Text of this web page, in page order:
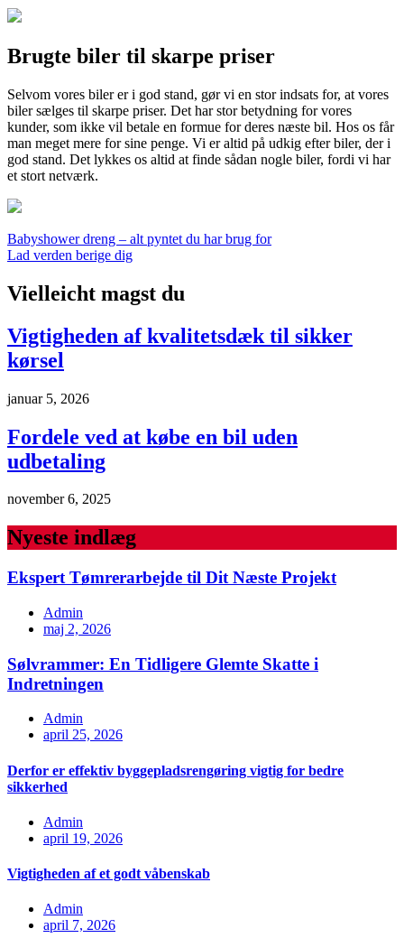
Brugte biler til skarpe priser
Selvom vores biler er i god stand, gør vi en stor indsats for, at vores
biler sælges til skarpe priser. Det har stor betydning for vores
kunder, som ikke vil betale en formue for deres næste bil. Hos os får
man meget mere for sine penge. Vi er altid på udkig efter biler, der i
god stand. Det lykkes os altid at finde sådan nogle biler, fordi vi har
et stort netværk.
Indlægsnavigation
Babyshower dreng – alt pyntet du har brug for
Lad verden berige dig
Vielleicht magst du
Vigtigheden af kvalitetsdæk til sikker
kørsel
januar 5, 2026
Fordele ved at købe en bil uden
udbetaling
november 6, 2025
Nyeste indlæg
Ekspert Tømrerarbejde til Dit Næste Projekt
Admin
maj 2, 2026
Sølvrammer: En Tidligere Glemte Skatte i
Indretningen
Admin
april 25, 2026
Derfor er effektiv byggepladsrengøring vigtig for bedre
sikkerhed
Admin
april 19, 2026
Vigtigheden af et godt våbenskab
Admin
april 7, 2026